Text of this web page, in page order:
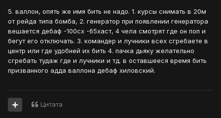
5. валлон, опять же имя бить не надо. 1. курсы снимать в 20м
от рейда типа бомба, 2. генератор при появлении генератора
вешается дебаф -100сх -65хаст, 4 чела смотрят где он поп и
бегут его отключать. 3. командер и лучники всех сгребаете в
центр или где удобней их бить 4. пачка дьяку желательно
сгребать тудаж где и лучники и тд. в оставшееся время бить
призванного адда валлона дебаф хиловский.
Цитата